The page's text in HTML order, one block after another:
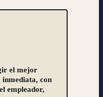
el mejor
inmediata, con
empleador,